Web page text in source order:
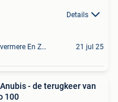
Details
Lokeren+Deel Overmere En Zele 21 jul 25
- de terugkeer van
100